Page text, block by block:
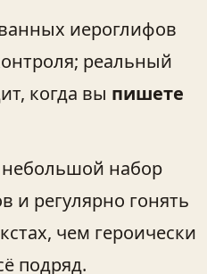
иероглифов
реальный
когда вы пишете
набор
и регулярно гонять
чем героически
подряд.